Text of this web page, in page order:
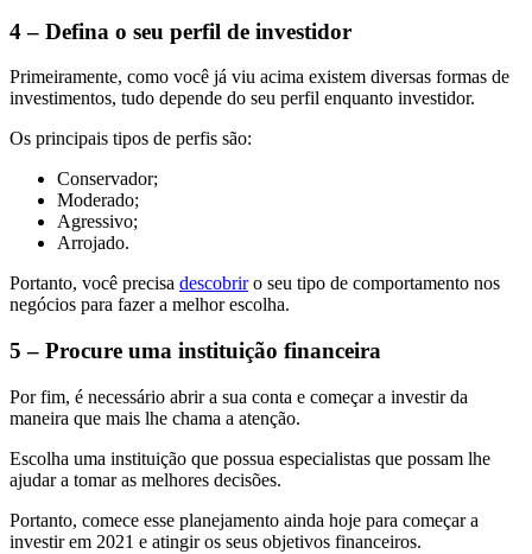
4 – Defina o seu perfil de investidor
Primeiramente, como você já viu acima existem diversas formas de
investimentos, tudo depende do seu perfil enquanto investidor.
Os principais tipos de perfis são:
Conservador;
Moderado;
Agressivo;
Arrojado.
Portanto, você precisa descobriro seu tipo de comportamento nos
negócios para fazer a melhor escolha.
5 – Procure uma instituição financeira
Por fim, é necessário abrir a sua conta e começar a investir da
maneira que mais lhe chama a atenção.
Escolha uma instituição que possua especialistas que possam lhe
ajudar a tomar as melhores decisões.
Portanto, comece esse planejamento ainda hoje para começar a
investir em 2021 e atingir os seus objetivos financeiros.